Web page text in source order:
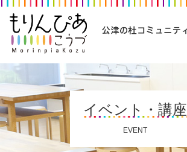
イベント・講座
EVENT